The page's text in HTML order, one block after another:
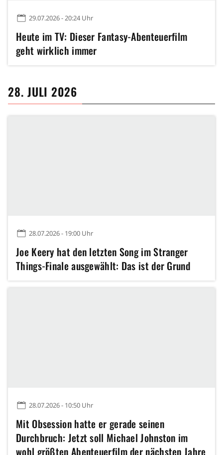
29.07.2026 - 20:24 Uhr
Heute im TV: Dieser Fantasy-Abenteuerfilm
geht wirklich immer
28. JULI 2026
28.07.2026 - 19:00 Uhr
Joe Keery hat den letzten Song im Stranger
Things-Finale ausgewählt: Das ist der Grund
28.07.2026 - 10:50 Uhr
Mit Obsession hatte er gerade seinen
Durchbruch: Jetzt soll Michael Johnston im
wohl größten Abenteuerfilm der nächsten Jahre